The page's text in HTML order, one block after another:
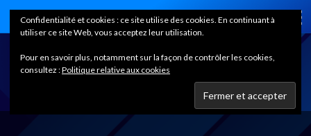
Home
Confidentialité et cookies : ce site utilise des cookies. En continuant à
utiliser ce site Web, vous acceptez leur utilisation.
Pour en savoir plus, notamment sur la façon de contrôler les cookies,
consultez :Politique relative aux cookies